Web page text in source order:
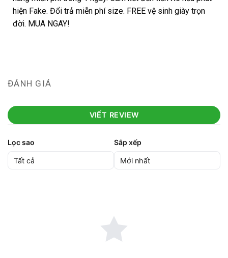
hiện Fake. Đổi trả miễn phí size. FREE vệ sinh giày trọn
đời. MUA NGAY!
ĐÁNH GIÁ
VIẾT REVIEW
Lọc sao Sắp xếp